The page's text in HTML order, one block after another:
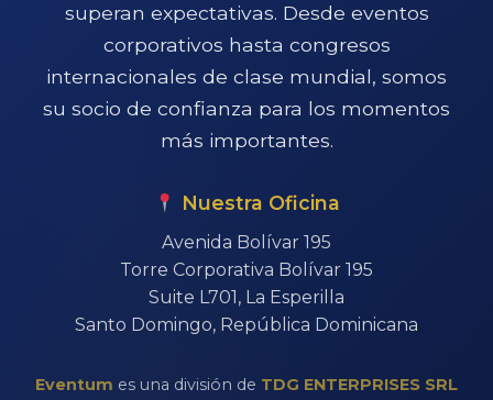
superan expectativas. Desde eventos
corporativos hasta congresos
internacionales de clase mundial, somos
su socio de confianza para los momentos
más importantes.
Nuestra Oficina
Avenida Bolívar 195
Torre Corporativa Bolívar 195
Suite L701, La Esperilla
Santo Domingo, República Dominicana
Eventum es una división de TDG ENTERPRISES SRL